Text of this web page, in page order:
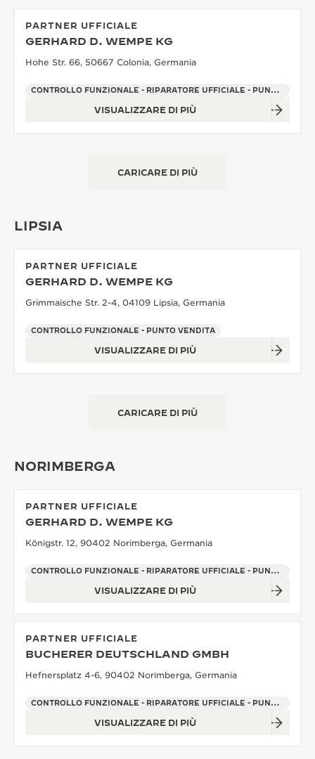
PARTNER UFFICIALE
GERHARD D. WEMPE KG
Hohe Str. 66, 50667 Colonia, Germania
CONTROLLO FUNZIONALE - RIPARATORE UFFICIALE - PUNTO VENDITA
VISUALIZZARE DI PIÙ
CARICARE DI PIÙ
LIPSIA
PARTNER UFFICIALE
GERHARD D. WEMPE KG
Grimmaische Str. 2-4, 04109 Lipsia, Germania
CONTROLLO FUNZIONALE - PUNTO VENDITA
VISUALIZZARE DI PIÙ
CARICARE DI PIÙ
NORIMBERGA
PARTNER UFFICIALE
GERHARD D. WEMPE KG
Königstr. 12, 90402 Norimberga, Germania
CONTROLLO FUNZIONALE - RIPARATORE UFFICIALE - PUNTO VENDITA
VISUALIZZARE DI PIÙ
PARTNER UFFICIALE
BUCHERER DEUTSCHLAND GMBH
Hefnersplatz 4-6, 90402 Norimberga, Germania
CONTROLLO FUNZIONALE - RIPARATORE UFFICIALE - PUNTO VENDITA
VISUALIZZARE DI PIÙ